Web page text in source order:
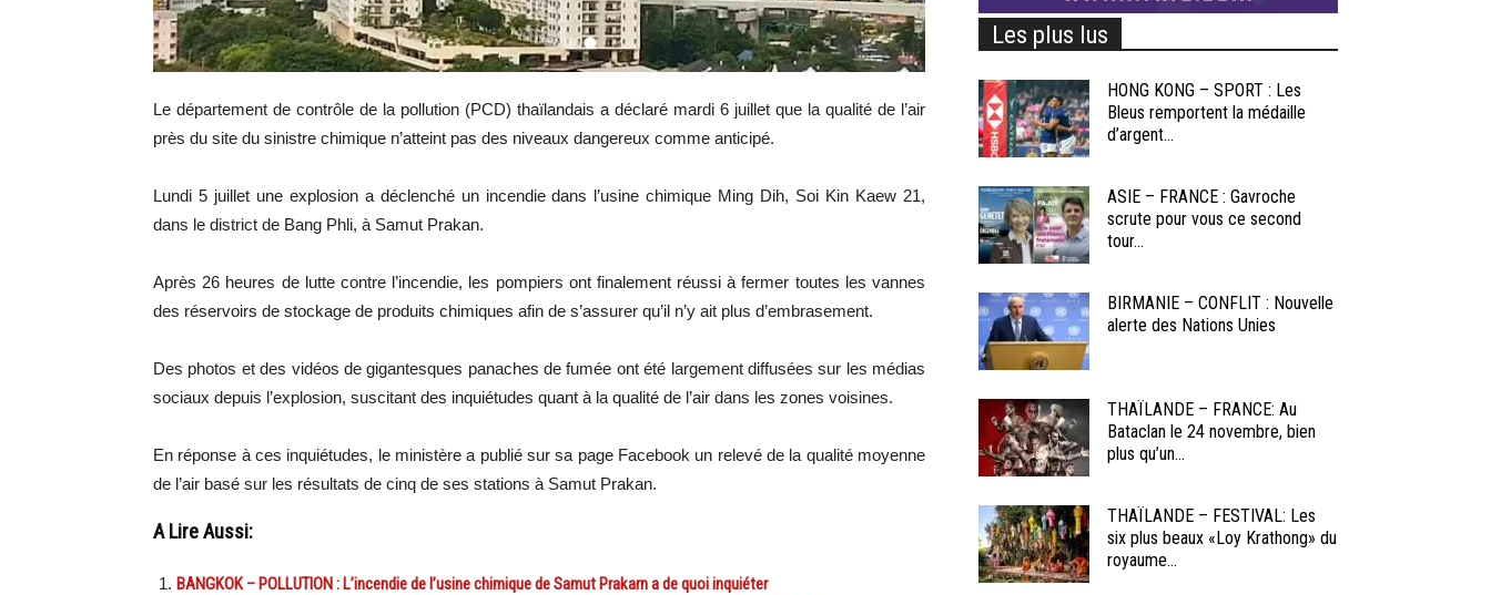
Le département de contrôle de la pollution (PCD) thaïlandais a déclaré mardi 6 juillet que la qualité de l’air
près du site du sinistre chimique n’atteint pas des niveaux dangereux comme anticipé.
Lundi 5 juillet une explosion a déclenché un incendie dans l’usine chimique Ming Dih, Soi Kin Kaew 21,
dans le district de Bang Phli, à Samut Prakan.
Après 26 heures de lutte contre l’incendie, les pompiers ont finalement réussi à fermer toutes les vannes
des réservoirs de stockage de produits chimiques afin de s’assurer qu’il n’y ait plus d’embrasement.
Des photos et des vidéos de gigantesques panaches de fumée ont été largement diffusées sur les médias
sociaux depuis l’explosion, suscitant des inquiétudes quant à la qualité de l’air dans les zones voisines.
En réponse à ces inquiétudes, le ministère a publié sur sa page Facebook un relevé de la qualité moyenne
de l’air basé sur les résultats de cinq de ses stations à Samut Prakan.
A Lire Aussi:
BANGKOK – POLLUTION : L’incendie de l’usine chimique de Samut Prakarn a de quoi inquiéter
Les plus lus
HONG KONG – SPORT : Les
Bleus remportent la médaille
d’argent...
ASIE – FRANCE : Gavroche
scrute pour vous ce second
tour...
BIRMANIE – CONFLIT : Nouvelle
alerte des Nations Unies
THAÏLANDE – FRANCE: Au
Bataclan le 24 novembre, bien
plus qu’un...
THAÏLANDE – FESTIVAL: Les
six plus beaux «Loy Krathong» du
royaume...